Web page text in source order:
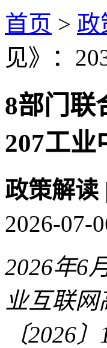
首页 > 政
见》：
8部门联
207工业
政策解读
2026-07-
2026年6
业互联网
〔2026